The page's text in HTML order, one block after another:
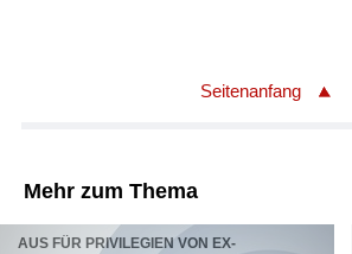
Seitenanfang
Mehr zum Thema
AUS FÜR PRIVILEGIEN VON EX-